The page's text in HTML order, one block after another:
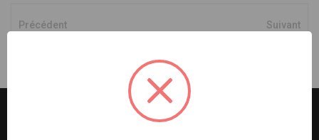
Précédent Suivant